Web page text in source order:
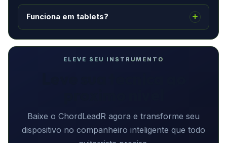
Funciona em tablets?
ELEVE SEU INSTRUMENTO
Baixe o ChordLeadR agora e transforme seu
dispositivo no companheiro inteligente que todo